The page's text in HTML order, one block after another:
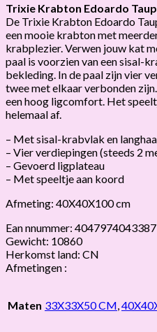
Trixie Krabton Edoardo
De Trixie Krabton Edoardo
een mooie krabton met
krabplezier. Verwen jouw kat
paal is voorzien van een sisal-
bekleding. In de paal zijn vier
twee met elkaar verbonden
een hoog ligcomfort. Het
helemaal af.
– Met sisal-krabvlak en
– Vier verdiepingen (steeds 2
– Gevoerd ligplateau
– Met speeltje aan koord
Afmeting: 40X40X100 cm
Ean nnummer: 4047974043387
Gewicht: 10860
Herkomst land: CN
Afmetingen :
Maten 33X33X50 CM